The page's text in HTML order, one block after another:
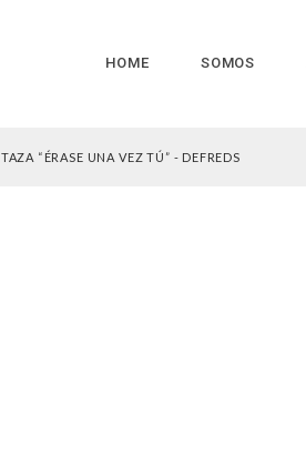
HOME SOMOS
TAZA “ÉRASE UNA VEZ TÚ” - DEFREDS